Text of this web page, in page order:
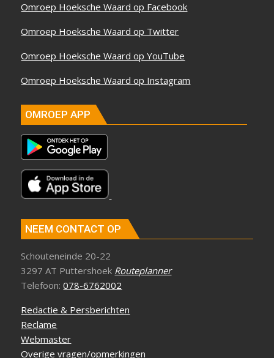
Omroep Hoeksche Waard op Facebook
Omroep Hoeksche Waard op Twitter
Omroep Hoeksche Waard op YouTube
Omroep Hoeksche Waard op Instagram
OMROEP APP
NEEM CONTACT OP
Schouteneinde 20-22
3297 AT Puttershoek Routeplanner
Telefoon:078-6762002
Redactie & Persberichten
Reclame
Webmaster
Overige vragen/opmerkingen